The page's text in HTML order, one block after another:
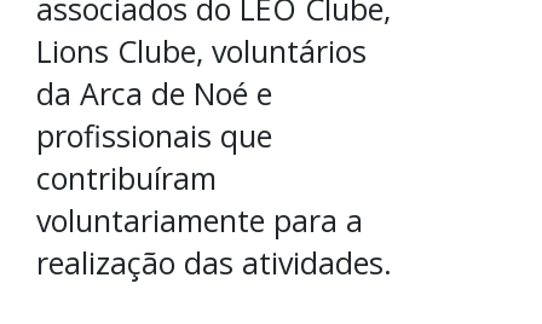
associados do LEO Clube,
Lions Clube, voluntários
da Arca de Noé e
profissionais que
contribuíram
voluntariamente para a
realização das atividades.